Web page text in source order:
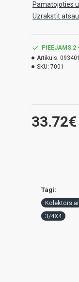
Pamatojoties
Uzrakstīt
33.72€
PIEEJAMS 2
Artikuls:
SKU: 7001
Tagi:
Kolektors
3/4X4